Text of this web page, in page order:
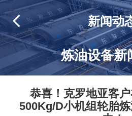
炼油设备新
新闻动
恭喜！克罗地亚客
500Kg/D小机组轮胎